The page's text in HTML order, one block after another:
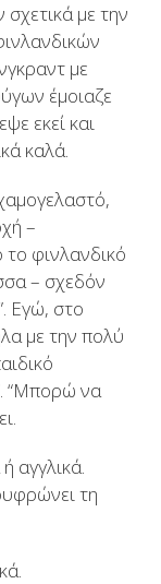
με την
με
έμοιαζε
εκεί και
καλά.
–
φινλανδικό
– σχεδόν
Εγώ, στο
με την πολύ
“Μπορώ να
αγγλικά.
τη